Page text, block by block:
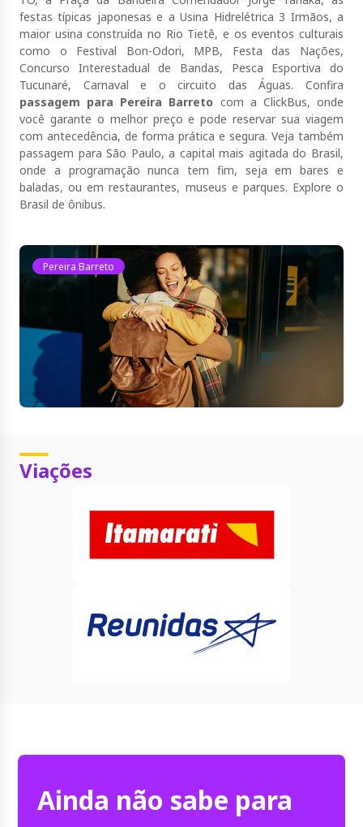
Pereira Barreto
festas típicas japonesas e a Usina Hidrelétrica 3 Irmãos, a
maior usina construída no Rio Tietê, e os eventos culturais
como o Festival Bon-Odori, MPB, Festa das Nações,
Concurso Interestadual de Bandas, Pesca Esportiva do
Tucunaré, Carnaval e o circuito das Águas. Confira
passagem para Pereira Barreto com a ClickBus, onde
você garante o melhor preço e pode reservar sua viagem
com antecedência, de forma prática e segura. Veja também
passagem para São Paulo, a capital mais agitada do Brasil,
onde a programação nunca tem fim, seja em bares e
baladas, ou em restaurantes, museus e parques. Explore o
Brasil de ônibus.
Viações
Ainda não sabe para